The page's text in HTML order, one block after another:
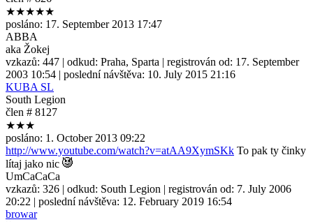
★★★★★
posláno: 17. September 2013 17:47
ABBA
aka Žokej
vzkazů: 447 | odkud: Praha, Sparta | registrován od: 17. September
2003 10:54 | poslední návštěva: 10. July 2015 21:16
KUBA SL
South Legion
člen # 8127
★★★
posláno: 1. October 2013 09:22
http://www.youtube.com/watch?v=atAA9XymSKk To pak ty činky
lítaj jako nic
UmCaCaCa
vzkazů: 326 | odkud: South Legion | registrován od: 7. July 2006
20:22 | poslední návštěva: 12. February 2019 16:54
browar